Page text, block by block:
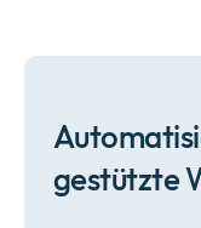
gestützte